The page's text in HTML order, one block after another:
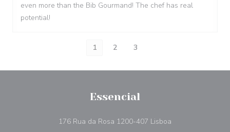
even more than the Bib Gourmand! The chef has real
potential!
1 2 3
Essencial
176 Rua da Rosa 1200-407 Lisboa